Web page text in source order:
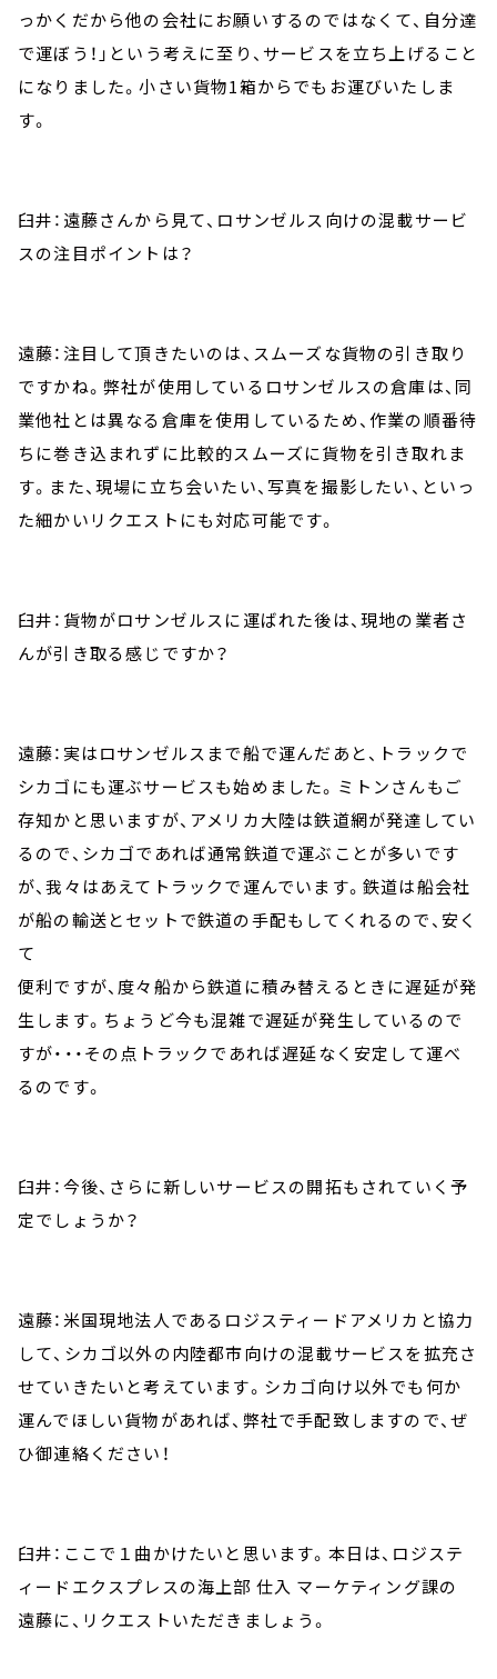
っかくだから他の会社にお願いするのではなくて、自分達
で運ぼう！」という考えに至り、サービスを立ち上げること
になりました。小さい貨物1箱からでもお運びいたしま
す。
臼井：遠藤さんから見て、ロサンゼルス向けの混載サービ
スの注目ポイントは？
遠藤：注目して頂きたいのは、スムーズな貨物の引き取り
ですかね。弊社が使用しているロサンゼルスの倉庫は、同
業他社とは異なる倉庫を使用しているため、作業の順番待
ちに巻き込まれずに比較的スムーズに貨物を引き取れま
す。また、現場に立ち会いたい、写真を撮影したい、といっ
た細かいリクエストにも対応可能です。
臼井：貨物がロサンゼルスに運ばれた後は、現地の業者さ
んが引き取る感じですか？
遠藤：実はロサンゼルスまで船で運んだあと、トラックで
シカゴにも運ぶサービスも始めました。ミトンさんもご
存知かと思いますが、アメリカ大陸は鉄道網が発達してい
るので、シカゴであれば通常鉄道で運ぶことが多いです
が、我々はあえてトラックで運んでいます。鉄道は船会社
が船の輸送とセットで鉄道の手配もしてくれるので、安く
て
便利ですが、度々船から鉄道に積み替えるときに遅延が発
生します。ちょうど今も混雑で遅延が発生しているので
すが・・・その点トラックであれば遅延なく安定して運べ
るのです。
臼井：今後、さらに新しいサービスの開拓もされていく予
定でしょうか？
遠藤：米国現地法人であるロジスティードアメリカと協力
して、シカゴ以外の内陸都市向けの混載サービスを拡充さ
せていきたいと考えています。シカゴ向け以外でも何か
運んでほしい貨物があれば、弊社で手配致しますので、ぜ
ひ御連絡ください！
臼井：ここで１曲かけたいと思います。本日は、ロジステ
ィードエクスプレスの海上部 仕入 マーケティング課の
遠藤に、リクエストいただきましょう。